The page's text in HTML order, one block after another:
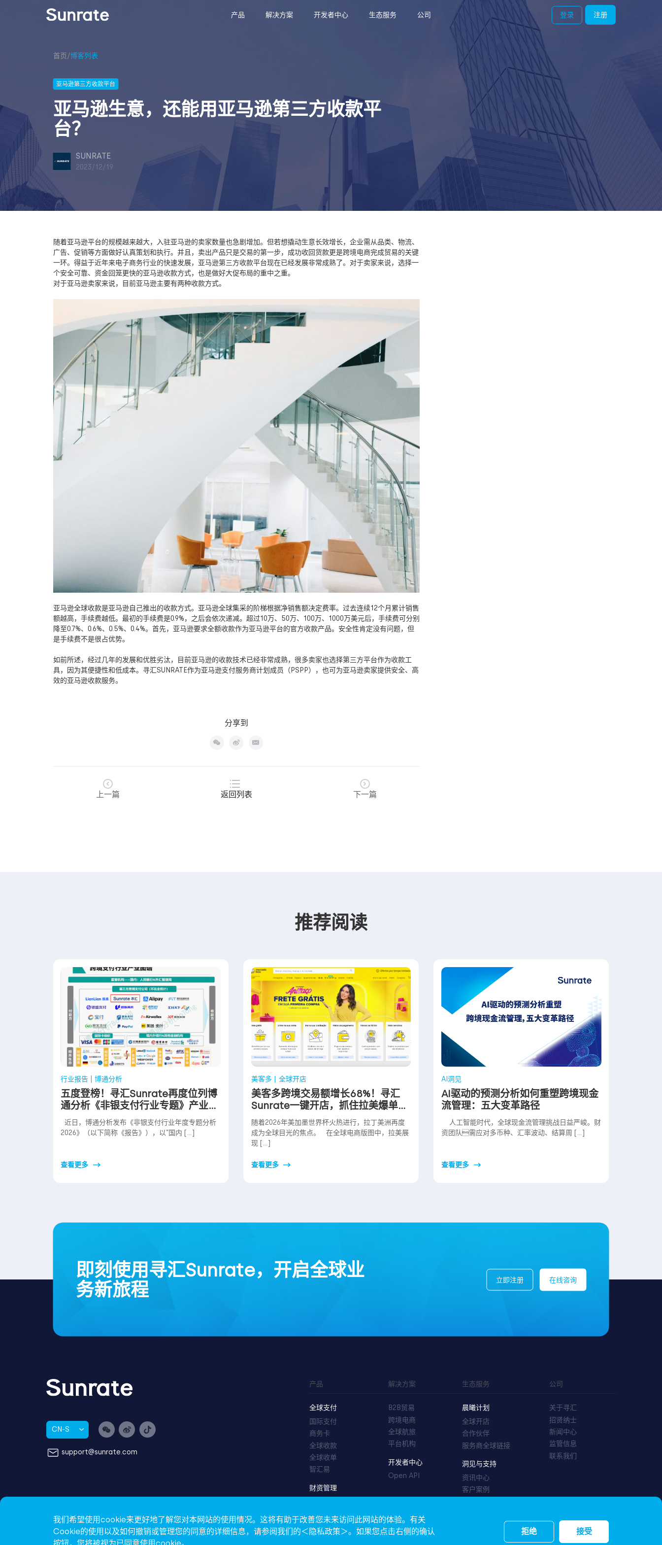
产品 解决方案 开发者中心 生态服务 公司 登录 注册
首页/博客列表
亚马逊第三方收款平台
亚马逊生意，还能用亚马逊第三方收款平
台？
SUNRATE
2023/12/19
随着亚马逊平台的规模越来越大，入驻亚马逊的卖家数量也急剧增加。但若想撬动生意长效增长，企业需从品类、物流、
广告、促销等方面做好认真策划和执行。并且，卖出产品只是交易的第一步，成功收回货款更是跨境电商完成贸易的关键
一环。得益于近年来电子商务行业的快速发展， 亚马逊第三方收款平台现在已经发展非常成熟了。对于卖家来说，选择一
个安全可靠、资金回笼更快的亚马逊收款方式，也是做好大促布局的重中之重。
对于亚马逊卖家来说，目前亚马逊主要有两种收款方式。
亚马逊全球收款是亚马逊自己推出的收款方式。亚马逊全球集采的阶梯根据净销售额决定费率。过去连续12个月累计销售
额越高，手续费越低。最初的手续费是0.9%，之后会依次递减。超过10万、 50万、 100万、 1000万美元后，手续费可分别
降至0.7%、 0.6%、 0.5%、 0.4%。首先，亚马逊要求全额收款作为亚马逊平台的官方收款产品。安全性肯定没有问题，但
是手续费不是很占优势。
如前所述，经过几年的发展和优胜劣汰，目前亚马逊的收款技术已经非常成熟，很多卖家也选择第三方平台作为收款工
具，因为其便捷性和低成本。寻汇SUNRATE作为亚马逊支付服务商计划成员（ PSPP），也可为亚马逊卖家提供安全、高
效的亚马逊收款服务。
分享到
上一篇 返回列表 下一篇
推荐阅读
行业报告 | 博通分析
五度登榜！寻汇Sunrate再度位列博
通分析《非银支付行业专题》产业图
谱
近日，博通分析发布《非银支付行业年度专题分析
2026》（以下简称《报告》），以”国内 […]
查看更多
美客多 全球开店
美客多跨境交易额增长68%！寻汇
Sunrate一键开店，抓住拉美爆单红
利
随着2026年美加墨世界杯火热进行，拉丁美洲再度
成为全球目光的焦点。 在全球电商版图中，拉美展
现 […]
查看更多
AI洞见
AI驱动的预测分析如何重塑跨境现金
流管理：五大变革路径
人工智能时代，全球现金流管理挑战日益严峻。财
资团队需应对多币种、汇率波动、结算周 […]
查看更多
即刻使用寻汇Sunrate，开启全球业
务新旅程
立即注册 在线咨询
CN-S
support@sunrate.com
产品
全球支付
国际支付
商务卡
全球收款
全球收单
智汇易
财资管理
解决方案
B2B贸易
跨境电商
全球航旅
平台机构
开发者中心
Open API
生态服务
晨曦计划
全球开店
合作伙伴
服务商全球链接
洞见与支持
资讯中心
客户案例
公司
关于寻汇
招贤纳士
新闻中心
监管信息
联系我们
我们希望使用cookie来更好地了解您对本网站的使用情况。这将有助于改善您未来访问此网站的体验。有关
Cookie的使用以及如何撤销或管理您的同意的详细信息，请参阅我们的＜隐私政策＞。如果您点击右侧的确认
拒绝 接受